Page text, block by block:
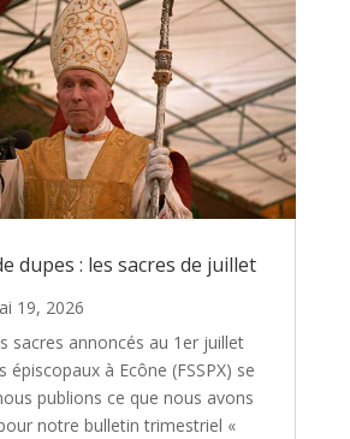
dupes : les sacres de juillet
19, 2026
sacres annoncés au 1er juillet
épiscopaux à Ecône (FSSPX) se
publions ce que nous avons
notre bulletin trimestriel «